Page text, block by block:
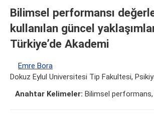
Bilimsel performansı
kullanılan güncel
Türkiye’de Akademi
Emre Bora
Dokuz Eylul Universitesi Tip Fakultesi,
Anahtar Kelimeler: Bilimsel